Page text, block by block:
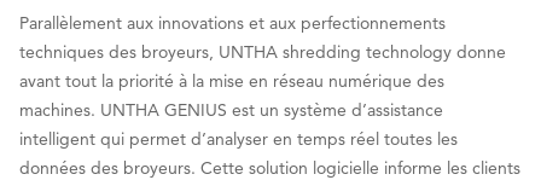
Parallèlement aux innovations et aux perfectionnements
techniques des broyeurs, UNTHA shredding technology donne
avant tout la priorité à la mise en réseau numérique des
machines. UNTHA GENIUS est un système d’assistance
intelligent qui permet d’analyser en temps réel toutes les
données des broyeurs. Cette solution logicielle informe les clients